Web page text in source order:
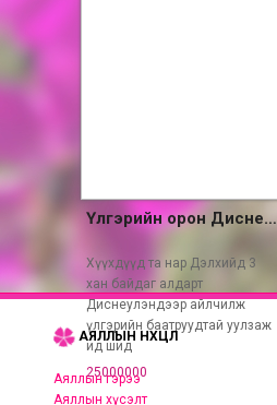
Үлгэрийн орон Диснеулэндэд
Хүүхдүүд та нар Дэлхийд 3
хан байдаг алдарт
Диснеулэндээр айлчилж
үлгэрийн баатруудтай уулзаж
ид шид
25000000
АЯЛЛЫН НӨХЦӨЛ
Аяллын гэрээ
Аяллын хүсэлт